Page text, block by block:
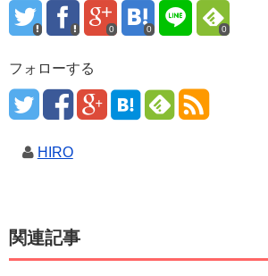
0 0 0
フォローする
HIRO
関連記事